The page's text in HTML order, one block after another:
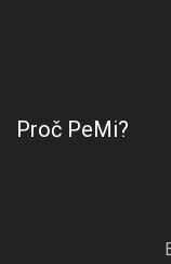
Proč PeMi?